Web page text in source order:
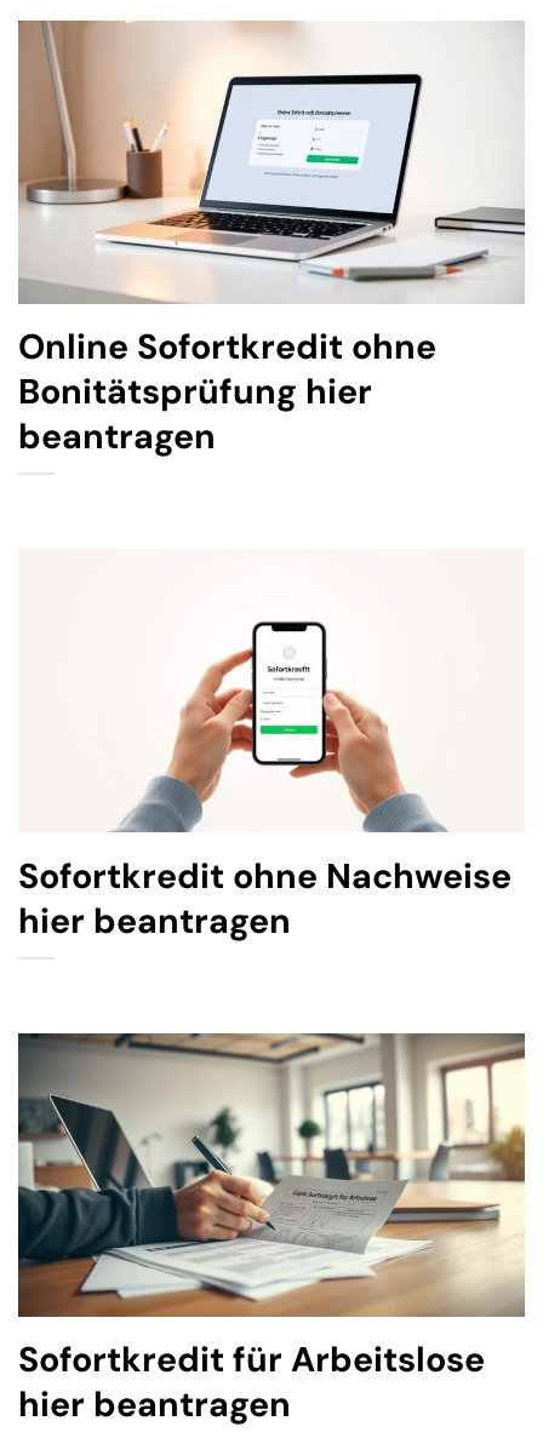
Online Sofortkredit ohne
Bonitätsprüfung hier
beantragen
Sofortkredit ohne Nachweise
hier beantragen
Sofortkredit für Arbeitslose
hier beantragen